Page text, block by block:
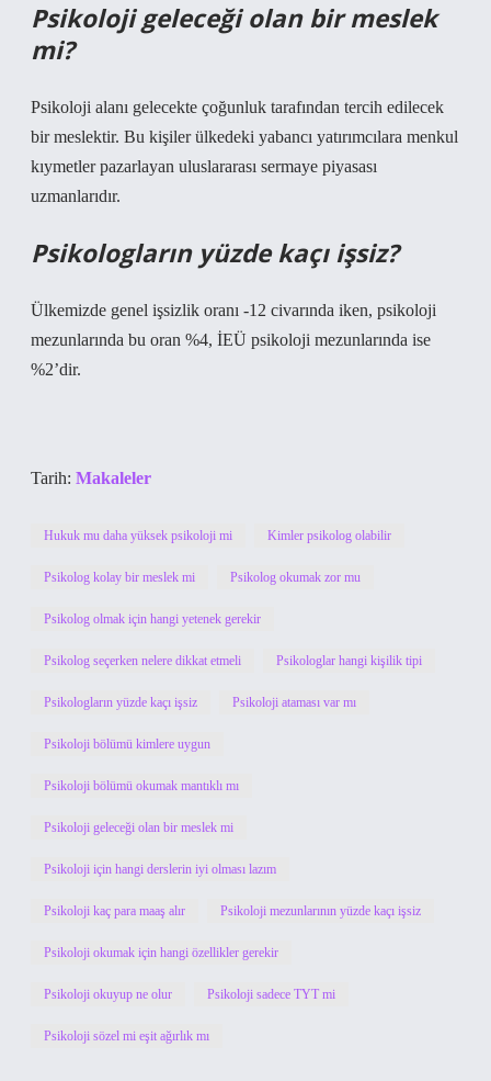
Psikoloji geleceği olan bir meslek
mi?
Psikoloji alanı gelecekte çoğunluk tarafından tercih edilecek
bir meslektir. Bu kişiler ülkedeki yabancı yatırımcılara menkul
kıymetler pazarlayan uluslararası sermaye piyasası
uzmanlarıdır.
Psikologların yüzde kaçı işsiz?
Ülkemizde genel işsizlik oranı -12 civarında iken, psikoloji
mezunlarında bu oran %4, İEÜ psikoloji mezunlarında ise
%2’dir.
Tarih: Makaleler
Hukuk mu daha yüksek psikoloji mi Kimler psikolog olabilir
Psikolog kolay bir meslek mi Psikolog okumak zor mu
Psikolog olmak için hangi yetenek gerekir
Psikolog seçerken nelere dikkat etmeli Psikologlar hangi kişilik tipi
Psikologların yüzde kaçı işsiz Psikoloji ataması var mı
Psikoloji bölümü kimlere uygun
Psikoloji bölümü okumak mantıklı mı
Psikoloji geleceği olan bir meslek mi
Psikoloji için hangi derslerin iyi olması lazım
Psikoloji kaç para maaş alır Psikoloji mezunlarının yüzde kaçı işsiz
Psikoloji okumak için hangi özellikler gerekir
Psikoloji okuyup ne olur Psikoloji sadece TYT mi
Psikoloji sözel mi eşit ağırlık mı